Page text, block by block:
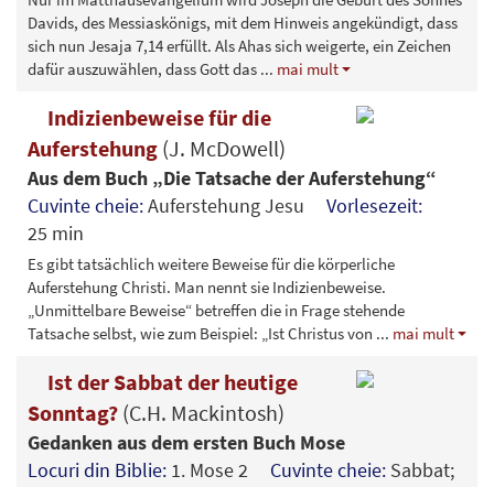
Davids, des Messiaskönigs, mit dem Hinweis angekündigt, dass
sich nun Jesaja 7,14 erfüllt. Als Ahas sich weigerte, ein Zeichen
dafür auszuwählen, dass Gott das ... mai mult
Indizienbeweise für die
Auferstehung (J. McDowell)
Aus dem Buch „Die Tatsache der Auferstehung“
Cuvinte cheie:Auferstehung Jesu Vorlesezeit:
25 min
Es gibt tatsächlich weitere Beweise für die körperliche
Auferstehung Christi. Man nennt sie Indizienbeweise.
„Unmittelbare Beweise“ betreffen die in Frage stehende
Tatsache selbst, wie zum Beispiel: „Ist Christus von ... mai mult
Ist der Sabbat der heutige
Sonntag? (C.H. Mackintosh)
Gedanken aus dem ersten Buch Mose
Locuri din Biblie: 1. Mose 2 Cuvinte cheie: Sabbat;